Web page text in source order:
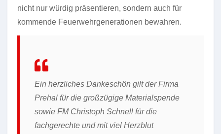
nicht nur würdig präsentieren, sondern auch für
kommende Feuerwehrgenerationen bewahren.
Ein herzliches Dankeschön gilt der Firma
Prehal für die großzügige Materialspende
sowie FM Christoph Schnell für die
fachgerechte und mit viel Herzblut